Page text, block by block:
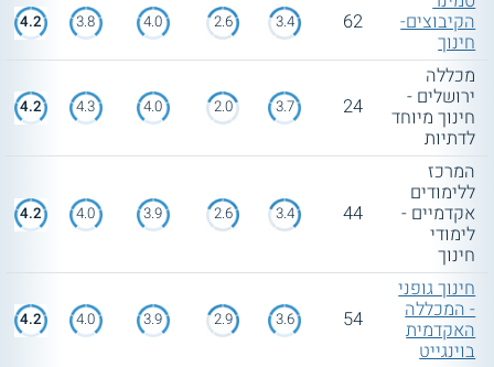
הקיבוצים-
חינוך
62
3.4
2.6
4.0
3.8
4.2
מכללה
ירושלים -
חינוך מיוחד
לדתיות
24
3.7
2.0
4.0
4.3
4.2
המרכז
ללימודים
אקדמיים -
לימודי
חינוך
44
3.4
2.6
3.9
4.0
4.2
חינוך גופני
- המכללה
האקדמית
בוינגייט
54
3.6
2.9
3.9
4.0
4.2